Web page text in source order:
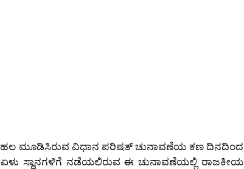
ಮೂಡಿಸಿರುವ ವಿಧಾನ ಪರಿಷತ್ ಚುನಾವಣೆಯ ಕಣ ದಿನದಿಂದ
ಸ್ಥಾನಗಳಿಗೆ ನಡೆಯಲಿರುವ ಈ ಚುನಾವಣೆಯಲ್ಲಿ ರಾಜಕೀಯ